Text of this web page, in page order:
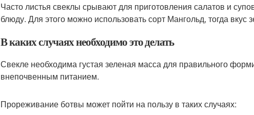
Часто листья свеклы срывают для приготовления салатов и
блюду. Для этого можно использовать сорт Мангольд, тогда вкус
В каких случаях необходимо это делать
Свекле необходима густая зеленая масса для правильного
внепочвенным питанием.
Прореживание ботвы может пойти на пользу в таких случаях: